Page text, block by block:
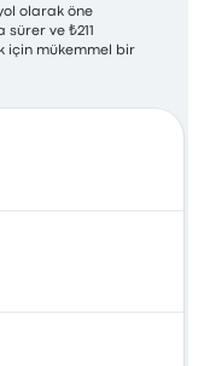
olarak öne
ve ₺211
için mükemmel bir